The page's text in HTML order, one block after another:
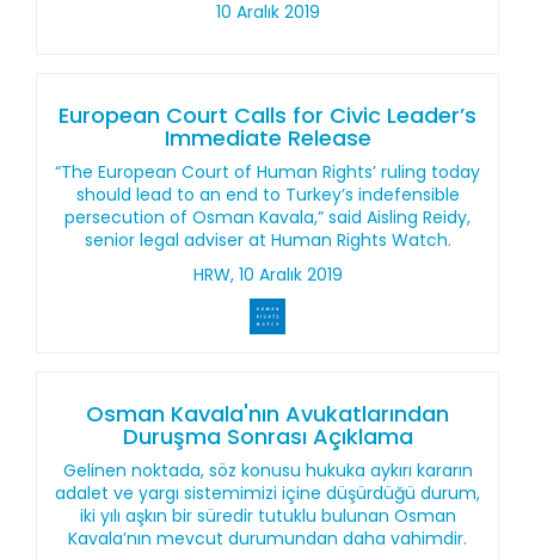
10 Aralık 2019
European Court Calls for Civic Leader’s
Immediate Release
“The European Court of Human Rights’ ruling today
should lead to an end to Turkey’s indefensible
persecution of Osman Kavala,” said Aisling Reidy,
senior legal adviser at Human Rights Watch.
HRW, 10 Aralık 2019
Osman Kavala'nın Avukatlarından
Duruşma Sonrası Açıklama
Gelinen noktada, söz konusu hukuka aykırı kararın
adalet ve yargı sistemimizi içine düşürdüğü durum,
iki yılı aşkın bir süredir tutuklu bulunan Osman
Kavala’nın mevcut durumundan daha vahimdir.